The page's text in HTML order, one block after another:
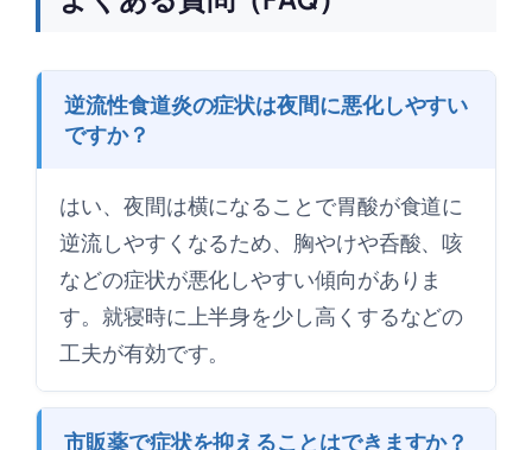
逆流性食道炎の症状は夜間に悪化しやすい
ですか？
はい、夜間は横になることで胃酸が食道に
逆流しやすくなるため、胸やけや呑酸、咳
などの症状が悪化しやすい傾向がありま
す。就寝時に上半身を少し高くするなどの
工夫が有効です。
市販薬で症状を抑えることはできますか？